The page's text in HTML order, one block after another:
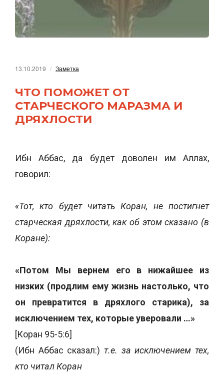
13.10.2019 Заметка
ЧТО ПОМОЖЕТ ОТ
СТАРЧЕСКОГО МАРАЗМА И
ДРЯХЛОСТИ
Ибн Аббас, да будет доволен им Аллах,
говорил:
«Тот, кто будет читать Коран, не постигнет
старческая дряхлости, как об этом сказано (в
Коране):
«Потом Мы вернем его в нижайшее из
низких (продлим ему жизнь настолько, что
он превратится в дряхлого старика), за
исключением тех, которые уверовали …»
[Коран 95-5:6]
(Ибн Аббас сказал:) т.е. за исключением тех,
кто читал Коран